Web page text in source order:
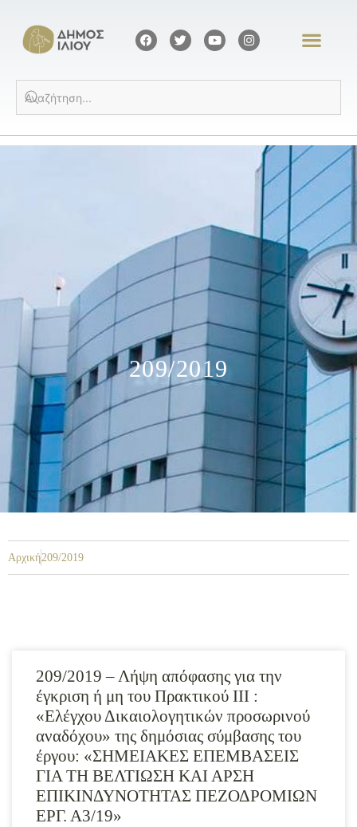
209/2019
Αρχική209/2019
209/2019 – Λήψη απόφασης για την
έγκριση ή μη του Πρακτικού ΙΙΙ :
«Ελέγχου Δικαιολογητικών προσωρινού
αναδόχου» της δημόσιας σύμβασης του
έργου: «ΣΗΜΕΙΑΚΕΣ ΕΠΕΜΒΑΣΕΙΣ
ΓΙΑ ΤΗ ΒΕΛΤΙΩΣΗ ΚΑΙ ΑΡΣΗ
ΕΠΙΚΙΝΔΥΝΟΤΗΤΑΣ ΠΕΖΟΔΡΟΜΙΩΝ
ΕΡΓ. Α3/19»